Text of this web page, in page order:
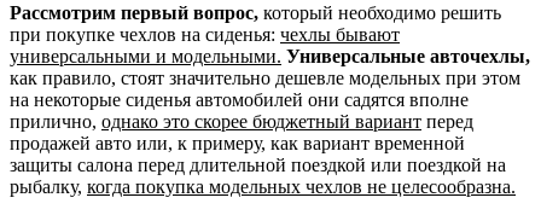
Рассмотрим первый вопрос, который необходимо решить
при покупке чехлов на сиденья: чехлы бывают
универсальными и модельными. Универсальные авточехлы,
как правило, стоят значительно дешевле модельных при этом
на некоторые сиденья автомобилей они садятся вполне
прилично, однако это скорее бюджетный вариант перед
продажей авто или, к примеру, как вариант временной
защиты салона перед длительной поездкой или поездкой на
рыбалку, когда покупка модельных чехлов не целесообразна.